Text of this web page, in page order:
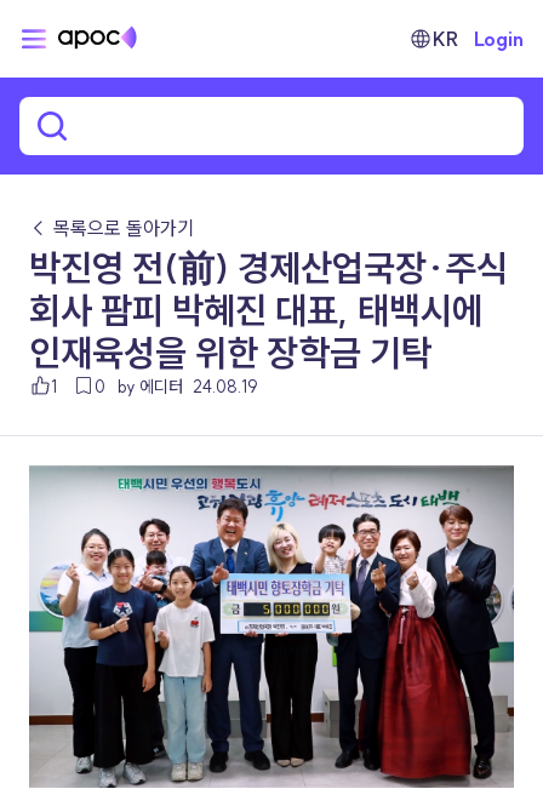
KR Login
← 목록으로 돌아가기
박진영 전(前) 경제산업국장·주식
회사 팜피 박혜진 대표, 태백시에
인재육성을 위한 장학금 기탁
1 0 by 에디터 24.08.19